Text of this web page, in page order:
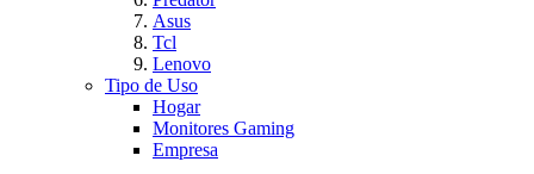
Asus
Tcl
Lenovo
Tipo de Uso
Hogar
Monitores Gaming
Empresa